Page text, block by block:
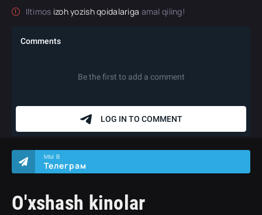
Iltimos izoh yozish qoidalariga amal qiling!
O'xshash kinolar
МЫ В
Телеграм